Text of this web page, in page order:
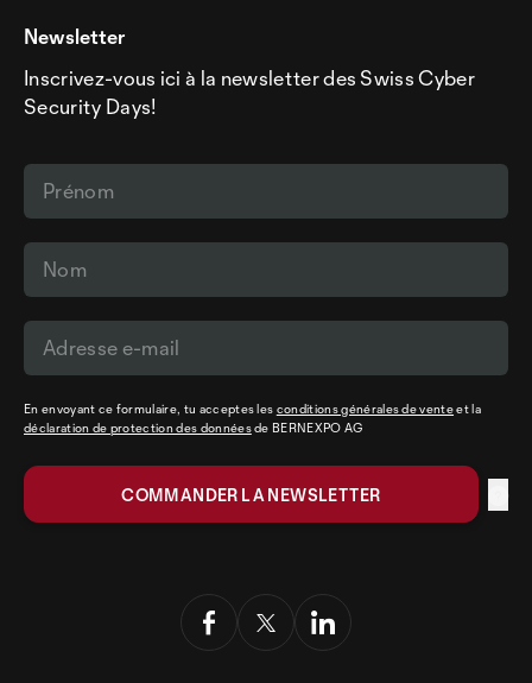
Newsletter
Inscrivez-vous ici à la newsletter des Swiss Cyber
Security Days!
En envoyant ce formulaire, tu acceptes les conditions générales de venteet la
déclaration de protection des donnéesde BERNEXPO AG